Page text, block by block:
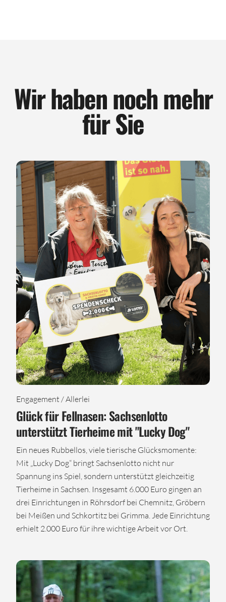
Wir haben noch mehr
für Sie
Engagement / Allerlei
Glück für Fellnasen: Sachsenlotto
unterstützt Tierheime mit "Lucky Dog"
Ein neues Rubbellos, viele tierische Glücksmomente:
Mit „Lucky Dog“ bringt Sachsenlotto nicht nur
Spannung ins Spiel, sondern unterstützt gleichzeitig
Tierheime in Sachsen. Insgesamt 6.000 Euro gingen an
drei Einrichtungen in Röhrsdorf bei Chemnitz, Gröbern
bei Meißen und Schkortitz bei Grimma. Jede Einrichtung
erhielt 2.000 Euro für ihre wichtige Arbeit vor Ort.